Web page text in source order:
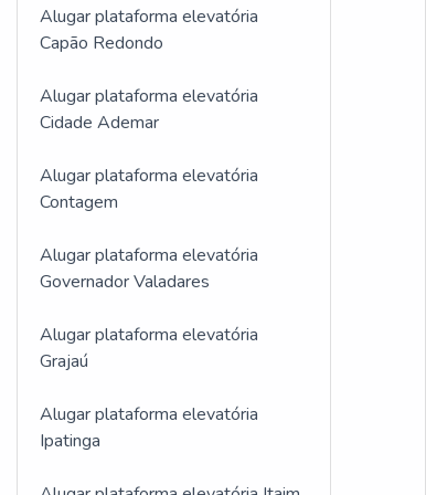
Alugar plataforma elevatória
Capão Redondo
Alugar plataforma elevatória
Cidade Ademar
Alugar plataforma elevatória
Contagem
Alugar plataforma elevatória
Governador Valadares
Alugar plataforma elevatória
Grajaú
Alugar plataforma elevatória
Ipatinga